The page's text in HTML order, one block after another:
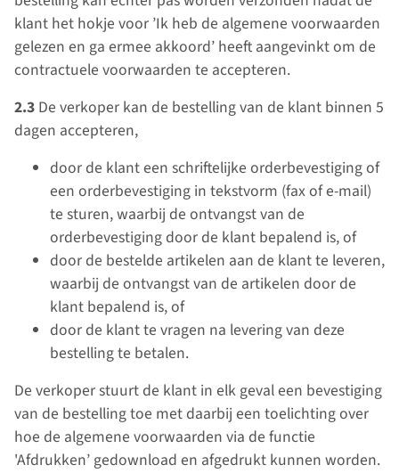
klant het hokje voor ’Ik heb de algemene voorwaarden
gelezen en ga ermee akkoord’ heeft aangevinkt om de
contractuele voorwaarden te accepteren.
2.3 De verkoper kan de bestelling van de klant binnen 5
dagen accepteren,
door de klant een schriftelijke orderbevestiging of
een orderbevestiging in tekstvorm (fax of e-mail)
te sturen, waarbij de ontvangst van de
orderbevestiging door de klant bepalend is, of
door de bestelde artikelen aan de klant te leveren,
waarbij de ontvangst van de artikelen door de
klant bepalend is, of
door de klant te vragen na levering van deze
bestelling te betalen.
De verkoper stuurt de klant in elk geval een bevestiging
van de bestelling toe met daarbij een toelichting over
hoe de algemene voorwaarden via de functie
'Afdrukken’ gedownload en afgedrukt kunnen worden.